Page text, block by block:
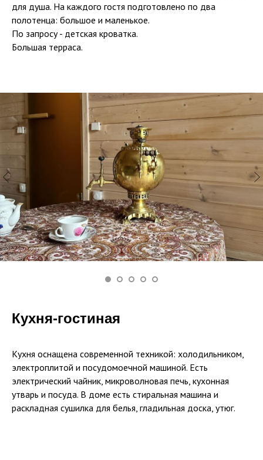
для душа. На каждого гостя подготовлено по два
полотенца: большое и маленькое.
По запросу - детская кроватка.
Большая терраса.
Кухня-гостиная
Кухня оснащена современной техникой: холодильником,
электроплитой и посудомоечной машиной. Есть
электрический чайник, микроволновая печь, кухонная
утварь и посуда. В доме есть стиральная машина и
раскладная сушилка для белья, гладильная доска, утюг.